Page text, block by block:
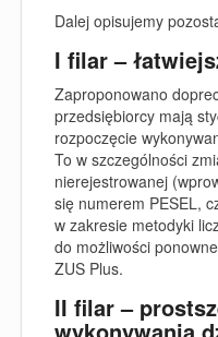
Dalej opisujemy
I filar –
Zaproponowano
przedsiębiorcy mają
rozpoczęcie
To w szczególności
nierejestrowanej
się numerem PESEL,
w zakresie metodyki
do możliwości
ZUS Plus.
II filar –